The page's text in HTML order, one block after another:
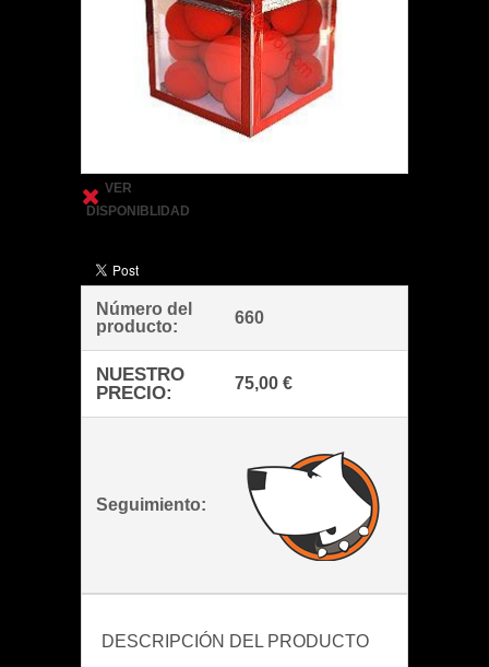
VER
DISPONIBLIDAD
Número del
producto:
660
NUESTRO
PRECIO:
75,00 €
Seguimiento:
DESCRIPCIÓN DEL PRODUCTO